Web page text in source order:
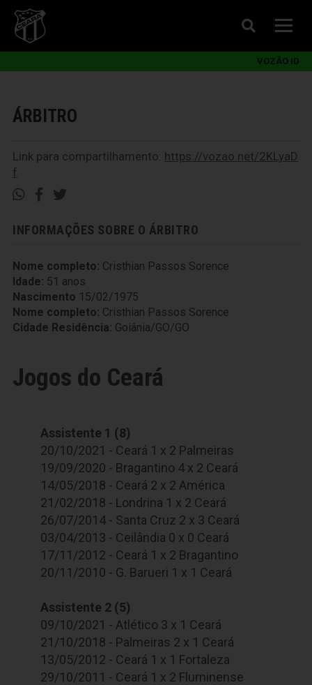
VOZÃO ID
ÁRBITRO
Link para compartilhamento: https://vozao.net/2KLyaD
f
INFORMAÇÕES SOBRE O ÁRBITRO
Nome completo: Cristhian Passos Sorence
Idade: 51 anos
Nascimento 15/02/1975
Nome completo: Cristhian Passos Sorence
Cidade Residência: Goiânia/GO/GO
Jogos do Ceará
Assistente 1 (8)
20/10/2021 - Ceará 1 x 2 Palmeiras
19/09/2020 - Bragantino 4 x 2 Ceará
14/05/2018 - Ceará 2 x 2 América
21/02/2018 - Londrina 1 x 2 Ceará
26/07/2014 - Santa Cruz 2 x 3 Ceará
03/04/2013 - Ceilândia 0 x 0 Ceará
17/11/2012 - Ceará 1 x 2 Bragantino
20/11/2010 - G. Barueri 1 x 1 Ceará
Assistente 2 (5)
09/10/2021 - Atlético 3 x 1 Ceará
21/10/2018 - Palmeiras 2 x 1 Ceará
13/05/2012 - Ceará 1 x 1 Fortaleza
29/10/2011 - Ceará 1 x 2 Fluminense